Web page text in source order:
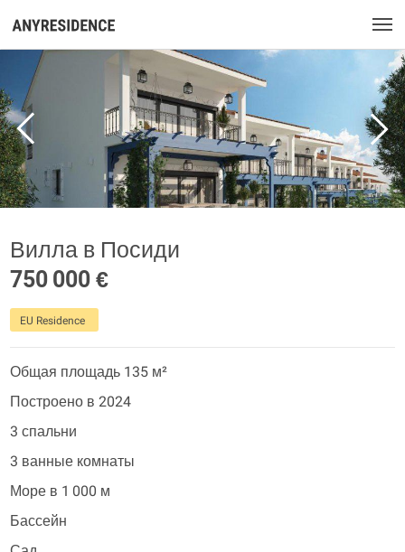
Вилла в Посиди
750 000 €
EU Residence
Общая площадь 135 м²
Построено в 2024
3 спальни
3 ванные комнаты
Море в 1 000 м
Бассейн